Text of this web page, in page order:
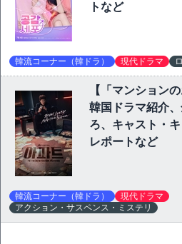
トなど
韓流コーナー（韓ドラ） 現代ドラマ
【「マンション
韓国ドラマ紹介
ろ、キャスト・
レポートなど
韓流コーナー（韓ドラ）
現代ドラマ
アクション・サスペンス・ミステリ